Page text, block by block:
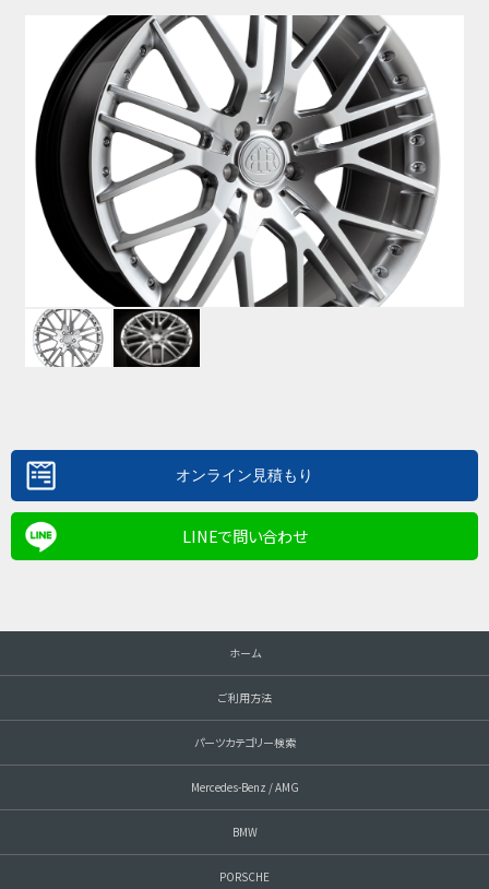
LINEで問い合わせ
ホーム
ご利用方法
パーツカテゴリー検索
Mercedes-Benz / AMG
BMW
PORSCHE